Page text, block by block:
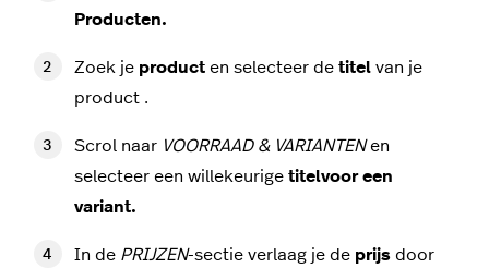
Producten.
Zoek je product en selecteer de titel van je
product .
Scrol naar VOORRAAD & VARIANTENen
selecteer een willekeurige titelvoor een
variant.
In de PRIJZEN-sectie verlaag je de prijs door